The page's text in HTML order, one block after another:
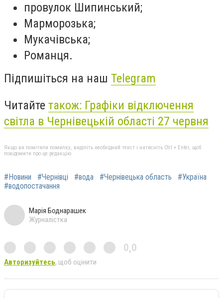
провулок Шипинський;
Марморозька;
Мукачівська;
Романця.
Підпишіться на наш Telegram
Читайте також: Графіки відключення
світла в Чернівецькій області 27 червня
Якщо ви помітили помилку, виділіть необхідний текст і натисніть Ctrl + Enter, щоб
повідомити про це редакцію
#Новини #Чернівці #вода #Чернівецька область
#Україна
#водопостачання
Марія Боднарашек
Журналістка
0,0
Авторизуйтесь, щоб оцінити